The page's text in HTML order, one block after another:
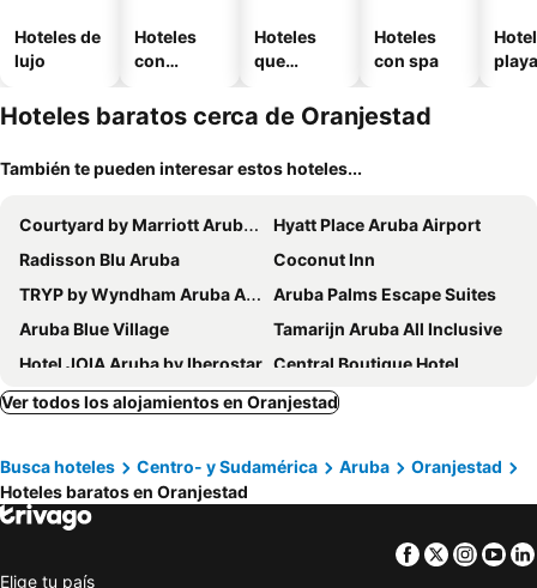
Hoteles de
lujo
Hoteles
con
Hoteles
que
mascotas
Hoteles
con spa
playa
Hoteles baratos cerca de Oranjestad
También te pueden interesar estos hoteles...
Courtyard by Marriott Aruba Resort
Hyatt Place Aruba Airport
Radisson Blu Aruba
Coconut Inn
TRYP by Wyndham Aruba Adults Only Hotel
Aruba Palms Escape Suites
Aruba Blue Village
Tamarijn Aruba All Inclusive
Hotel JOIA Aruba by Iberostar Central Boutique Hotel
Aruba Boutique & Art Hotel, BW Signature Collection
RH Boutique Hotel Aruba
Coral Reef Beach
Wonders Boutique Hotel
Aruba Harmony Apartments
MVC Eagle Beach
Playa Linda Beach Resort
Serene by the Sea
Divi Village All Inclusive Villas
Ver todos los alojamientos en Oranjestad
Busca hoteles Centro- y Sudamérica Aruba
Oranjestad
Hoteles baratos en Oranjestad
Facebook
Twitter
Elige tu país